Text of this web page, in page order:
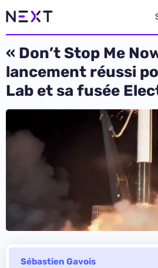
« Don’t Stop Me
lancement réussi
Lab et sa fusée
Sébastien Gavois